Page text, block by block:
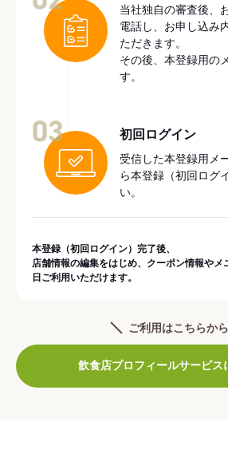
当社独自の審査後、
電話し、お申し込み
ただきます。
その後、本登録用の
す。
初回ログイン
受信した本登録用メ
ら本登録（初回ログ
い。
本登録（初回ログイン）完了後、
店舗情報の編集をはじめ、クーポン情報やメ
日ご利用いただけます。
ご利用はこちらから
飲食店プロフィールサービス